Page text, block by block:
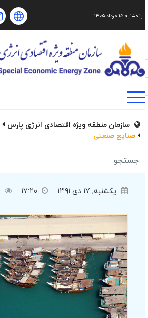
فا Ru Ch
پنجشنبه ۱۵ مرداد ۱۴۰۵
سازمان منطقه ویژه اقتصادی انرژی پارس
صنایع صنعتی
یکشنبه, ۱۷ دی ۱۳۹۱ ۱۷:۲۰